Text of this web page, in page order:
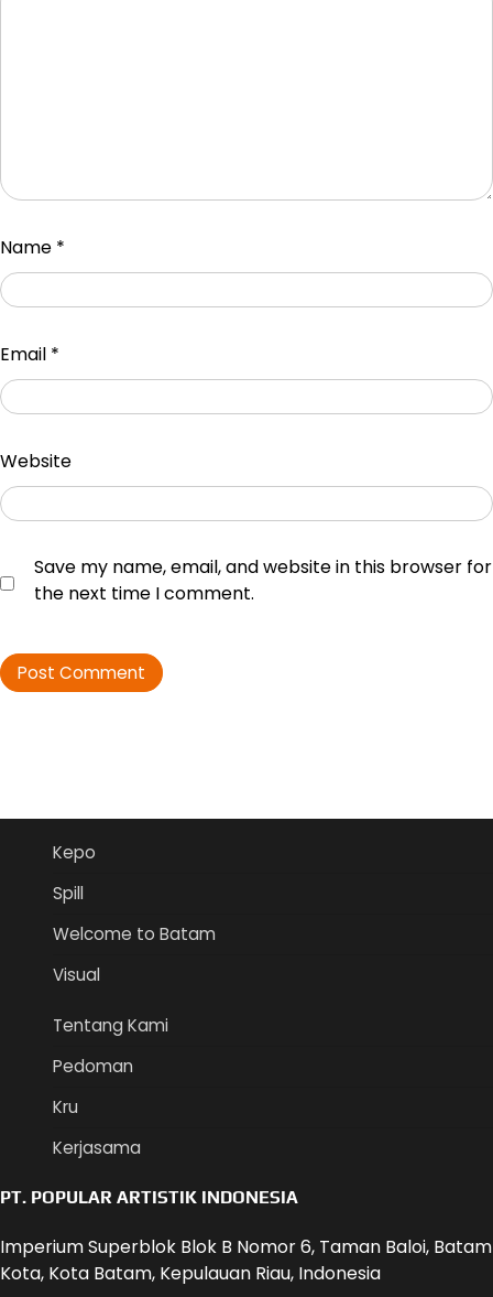
Name *
Email *
Website
Save my name, email, and website in this browser for
the next time I comment.
Kepo
Spill
Welcome to Batam
Visual
Tentang Kami
Pedoman
Kru
Kerjasama
PT. POPULAR ARTISTIK INDONESIA
Imperium Superblok Blok B Nomor 6, Taman Baloi, Batam
Kota, Kota Batam, Kepulauan Riau, Indonesia